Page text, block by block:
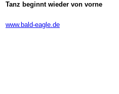
Tanz beginnt wieder von vorne
www.bald-eagle.de